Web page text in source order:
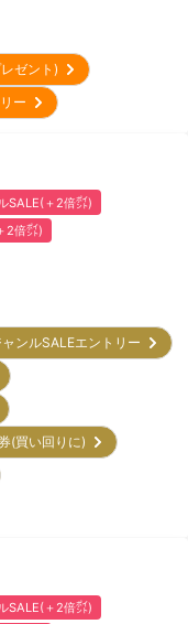
レゼント)
リー
SALE(＋2倍㌽)
2倍㌽)
ャンルSALEエントリー
(買い回りに)
SALE(＋2倍㌽)